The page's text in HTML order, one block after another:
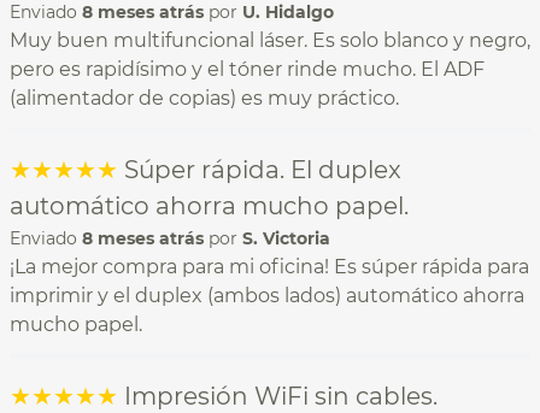
Enviado 8 meses atrás por U. Hidalgo
Muy buen multifuncional láser. Es solo blanco y negro,
pero es rapidísimo y el tóner rinde mucho. El ADF
(alimentador de copias) es muy práctico.
★★★★★ Súper rápida. El duplex
automático ahorra mucho papel.
Enviado 8 meses atrás por S. Victoria
¡La mejor compra para mi oficina! Es súper rápida para
imprimir y el duplex (ambos lados) automático ahorra
mucho papel.
★★★★★ Impresión WiFi sin cables.